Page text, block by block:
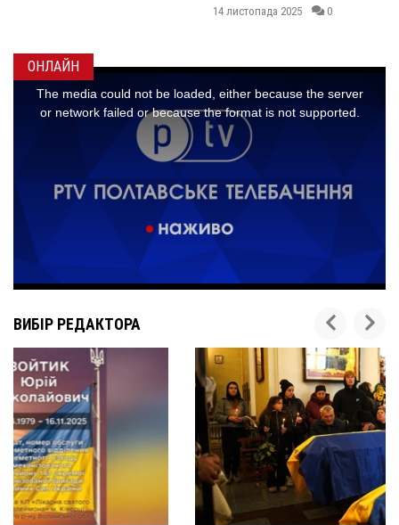
14 листопада 2025 0
ОНЛАЙН
ВИБІР РЕДАКТОРА